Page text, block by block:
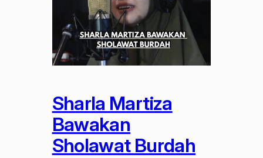
Sharla Martiza
Bawakan
Sholawat Burdah